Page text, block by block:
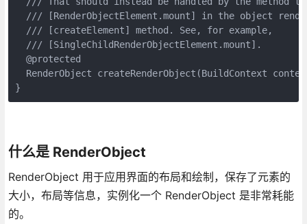
/// [RenderObjectElement.mount] in the object
  /// [createElement] method. See, for example,
  /// [SingleChildRenderObjectElement.mount].
  @protected
RenderObject createRenderObject(BuildContext
}
什么是 RenderObject
RenderObject 用于应用界面的布局和绘制，保存了元素的
大小，布局等信息，实例化一个 RenderObject 是非常耗能
的。